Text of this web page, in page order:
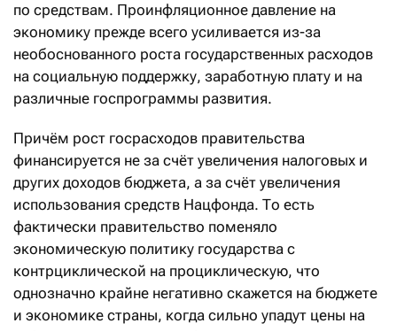
по средствам. Проинфляционное давление на
экономику прежде всего усиливается из-за
необоснованного роста государственных расходов
на социальную поддержку, заработную плату и на
различные госпрограммы развития.
Причём рост госрасходов правительства
финансируется не за счёт увеличения налоговых и
других доходов бюджета, а за счёт увеличения
использования средств Нацфонда. То есть
фактически правительство поменяло
экономическую политику государства с
контрциклической на проциклическую, что
однозначно крайне негативно скажется на бюджете
и экономике страны, когда сильно упадут цены на